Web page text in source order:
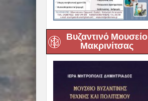
Βυζαντινό Μουσείο
Μακρινίτσας